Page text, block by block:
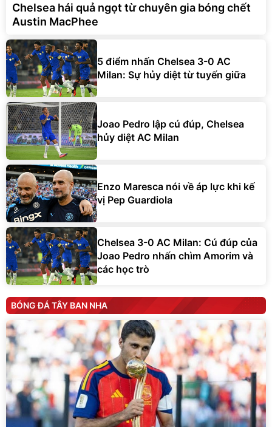
Chelsea hái quả ngọt từ chuyên gia bóng chết
Austin MacPhee
5 điểm nhấn Chelsea 3-0 AC
Milan: Sự hủy diệt từ tuyến giữa
Joao Pedro lập cú đúp, Chelsea
hủy diệt AC Milan
Enzo Maresca nói về áp lực khi kế
vị Pep Guardiola
Chelsea 3-0 AC Milan: Cú đúp của
Joao Pedro nhấn chìm Amorim và
các học trò
BÓNG ĐÁ TÂY BAN NHA